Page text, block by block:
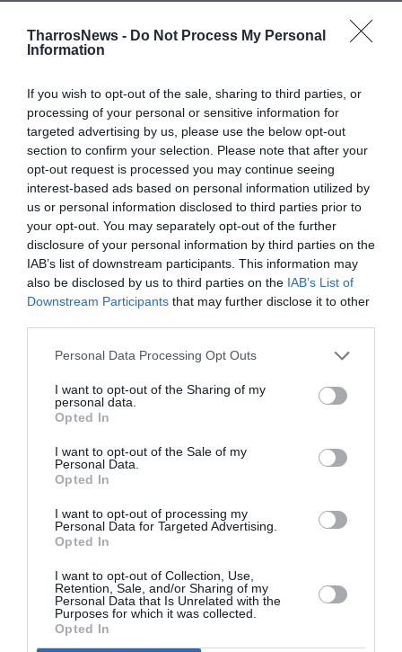
TharrosNews - Do Not Process My Personal
Information
If you wish to opt-out of the sale, sharing to third parties, or
processing of your personal or sensitive information for
targeted advertising by us, please use the below opt-out
section to confirm your selection. Please note that after your
opt-out request is processed you may continue seeing
interest-based ads based on personal information utilized by
us or personal information disclosed to third parties prior to
your opt-out. You may separately opt-out of the further
disclosure of your personal information by third parties on the
IAB’s list of downstream participants. This information may
also be disclosed by us to third parties on the IAB’s List of
Downstream Participants that may further disclose it to other
Personal Data Processing Opt Outs
I want to opt-out of the Sharing of my
personal data.
Opted In
I want to opt-out of the Sale of my
Personal Data.
Opted In
I want to opt-out of processing my
Personal Data for Targeted Advertising.
Opted In
I want to opt-out of Collection, Use,
Retention, Sale, and/or Sharing of my
Personal Data that Is Unrelated with the
Purposes for which it was collected.
Opted In
TAGS:
ΛΕΥΚΗ ΝΥΧΤΑ
ΔΗΜΟΤΙΚΗ ΦΙΛΑΡΜΟΝΙΚΗ ΚΑΛΑΜΑΤΑΣ
Facebook Twitter